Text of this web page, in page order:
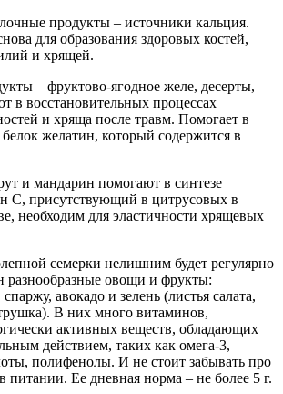
продукты – источники кальция.
для образования здоровых костей,
и хрящей.
– фруктово-ягодное желе, десерты,
в восстановительных процессах
и хряща после травм. Помогает в
желатин, который содержится в
и мандарин помогают в синтезе
С, присутствующий в цитрусовых в
необходим для эластичности хрящевых
семерки нелишним будет регулярно
разнообразные овощи и фрукты:
авокадо и зелень (листья салата,
В них много витаминов,
активных веществ, обладающих
действием, таких как омега-3,
полифенолы. И не стоит забывать про
питании. Ее дневная норма – не более 5 г.